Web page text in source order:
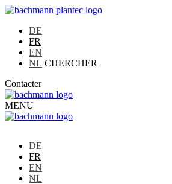
DE
FR
EN
NL CHERCHER
Contacter
MENU
DE
FR
EN
NL